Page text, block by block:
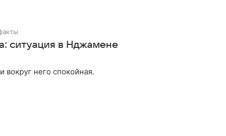
ситуация в Нджамене
вокруг него спокойная.